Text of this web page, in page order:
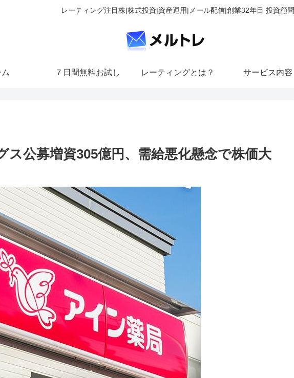
レーティング注目株|株式投資|資産運用|メール配信|創業32年目 投資顧問
７日間無料お試し レーティングとは？ サービス内容
ス公募増資305億円、需給悪化懸念で株価大